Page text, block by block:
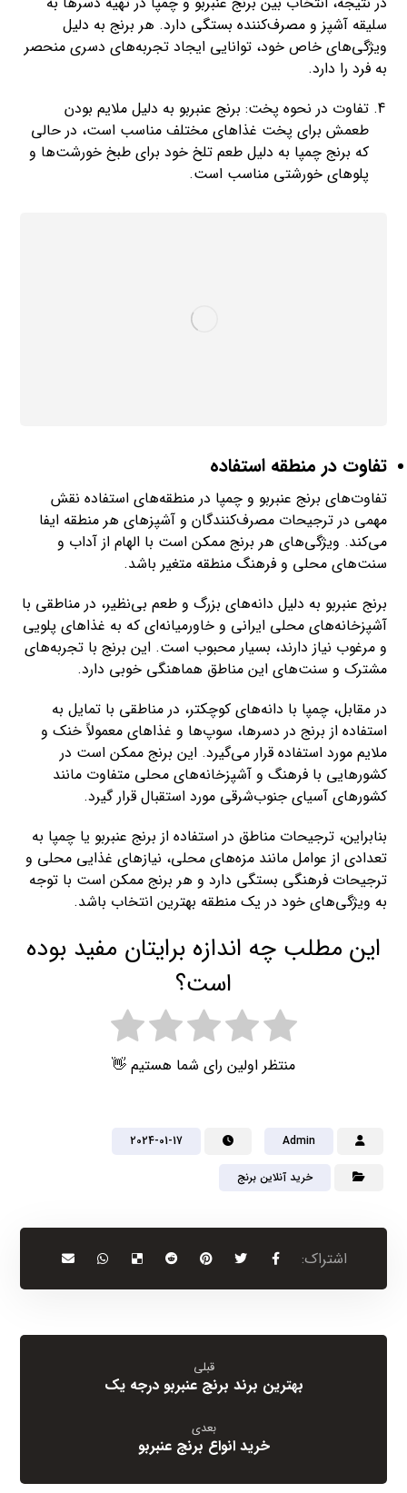
سلیقه آشپز و مصرف‌کننده بستگی دارد. هر برنج به دلیل
ویژگی‌های خاص خود، توانایی ایجاد تجربه‌های دسری منحصر
به فرد را دارد.
تفاوت در نحوه پخت: برنج عنبربو به دلیل ملایم بودن
طعمش برای پخت غذاهای مختلف مناسب است، در حالی
که برنج چمپا به دلیل طعم تلخ خود برای طبخ خورشت‌ها و
پلوهای خورشتی مناسب است.
تفاوت در منطقه استفاده
تفاوت‌های برنج عنبربو و چمپا در منطقه‌های استفاده نقش
مهمی در ترجیحات مصرف‌کنندگان و آشپزهای هر منطقه ایفا
می‌کند. ویژگی‌های هر برنج ممکن است با الهام از آداب و
سنت‌های محلی و فرهنگ منطقه متغیر باشد.
برنج عنبربو به دلیل دانه‌های بزرگ و طعم بی‌نظیر، در مناطقی با
آشپزخانه‌های محلی ایرانی و خاورمیانه‌ای که به غذاهای پلویی
و مرغوب نیاز دارند، بسیار محبوب است. این برنج با تجربه‌های
مشترک و سنت‌های این مناطق هماهنگی خوبی دارد.
در مقابل، چمپا با دانه‌های کوچکتر، در مناطقی با تمایل به
استفاده از برنج در دسرها، سوپ‌ها و غذاهای معمولاً خنک و
ملایم مورد استفاده قرار می‌گیرد. این برنج ممکن است در
کشورهایی با فرهنگ و آشپزخانه‌های محلی متفاوت مانند
کشورهای آسیای جنوب‌شرقی مورد استقبال قرار گیرد.
بنابراین، ترجیحات مناطق در استفاده از برنج عنبربو یا چمپا به
تعدادی از عوامل مانند مزه‌های محلی، نیازهای غذایی محلی و
ترجیحات فرهنگی بستگی دارد و هر برنج ممکن است با توجه
به ویژگی‌های خود در یک منطقه بهترین انتخاب باشد.
این مطلب چه اندازه برایتان مفید بوده
است؟
منتظر اولین رای شما هستیم 👋
Admin
2024-01-17
خرید آنلاین برنج
قبلی
بهترین برند برنج عنبربو درجه یک
بعدی
خرید انواع برنج عنبربو